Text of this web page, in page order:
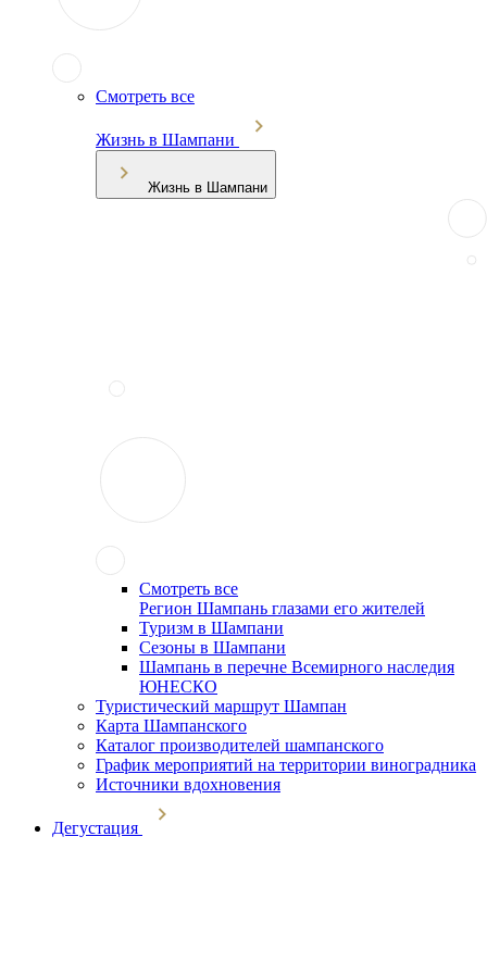
Смотреть все
Жизнь в Шампани
Жизнь в Шампани
Смотреть все
Регион Шампань глазами его жителей
Туризм в Шампани
Сезоны в Шампани
Шампань в перечне Всемирного наследия
ЮНЕСКО
Туристический маршрут Шампан
Карта Шампанского
Каталог производителей шампанского
График мероприятий на территории виноградника
Источники вдохновения
Дегустация